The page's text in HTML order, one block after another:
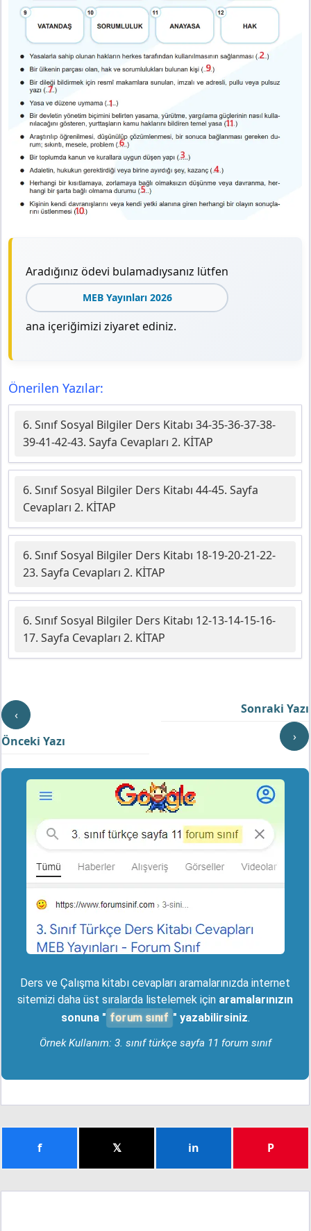
Aradığınız ödevi bulamadıysanız lütfen
MEB Yayınları 2026
ana içeriğimizi ziyaret ediniz.
Önerilen Yazılar:
6. Sınıf Sosyal Bilgiler Ders Kitabı 34-35-36-37-38-
39-41-42-43. Sayfa Cevapları 2. KİTAP
6. Sınıf Sosyal Bilgiler Ders Kitabı 44-45. Sayfa
Cevapları 2. KİTAP
6. Sınıf Sosyal Bilgiler Ders Kitabı 18-19-20-21-22-
23. Sayfa Cevapları 2. KİTAP
6. Sınıf Sosyal Bilgiler Ders Kitabı 12-13-14-15-16-
17. Sayfa Cevapları 2. KİTAP
‹
Önceki Yazı
Sonraki Yazı
›
Ders ve Çalışma kitabı cevapları aramalarınızda internet
sitemizi daha üst sıralarda listelemek için aramalarınızın
sonuna " forum sınıf " yazabilirsiniz.
Örnek Kullanım: 3. sınıf türkçe sayfa 11 forum sınıf
f 𝕏 in P